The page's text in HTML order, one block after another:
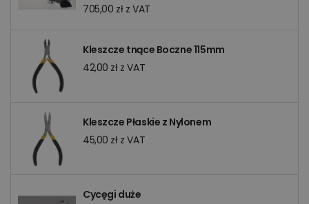
705,00 zł z VAT
Kleszcze tnące Boczne 115mm
42,00 zł z VAT
Kleszcze Płaskie z Nylonem
45,00 zł z VAT
Cycęgi duże